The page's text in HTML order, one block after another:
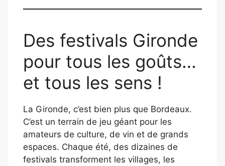
Des festivals Gironde
pour tous les goûts…
et tous les sens !
La Gironde, c’est bien plus que Bordeaux.
C’est un terrain de jeu géant pour les
amateurs de culture, de vin et de grands
espaces. Chaque été, des dizaines de
festivals transforment les villages, les